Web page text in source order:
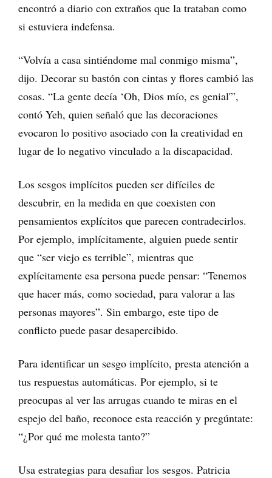
encontró a diario con extraños que la trataban como
si estuviera indefensa.
“Volvía a casa sintiéndome mal conmigo misma”,
dijo. Decorar su bastón con cintas y flores cambió las
cosas. “La gente decía ‘Oh, Dios mío, es genial'”,
contó Yeh, quien señaló que las decoraciones
evocaron lo positivo asociado con la creatividad en
lugar de lo negativo vinculado a la discapacidad.
Los sesgos implícitos pueden ser difíciles de
descubrir, en la medida en que coexisten con
pensamientos explícitos que parecen contradecirlos.
Por ejemplo, implícitamente, alguien puede sentir
que “ser viejo es terrible”, mientras que
explícitamente esa persona puede pensar: “Tenemos
que hacer más, como sociedad, para valorar a las
personas mayores”. Sin embargo, este tipo de
conflicto puede pasar desapercibido.
Para identificar un sesgo implícito, presta atención a
tus respuestas automáticas. Por ejemplo, si te
preocupas al ver las arrugas cuando te miras en el
espejo del baño, reconoce esta reacción y pregúntate:
“¿Por qué me molesta tanto?”
Usa estrategias para desafiar los sesgos. Patricia